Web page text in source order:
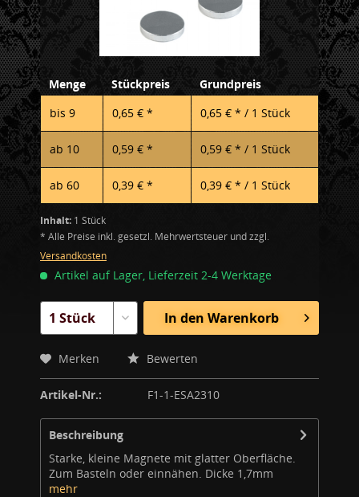
Menge Stückpreis
Grundpreis
bis 9 0,65 € * 0,65 € * / 1 Stück
ab 10 0,59 € * 0,59 € * / 1 Stück
ab 60 0,39 € * 0,39 € * / 1 Stück
Inhalt: 1 Stück
* Alle Preise inkl. gesetzl. Mehrwertsteuer und zzgl.
Versandkosten
Artikel auf Lager, Lieferzeit 2-4 Werktage
In den Warenkorb
Merken Bewerten
Artikel-Nr.: F1-1-ESA2310
Beschreibung
Starke, kleine Magnete mit glatter Oberfläche.
Zum Basteln oder einnähen. Dicke 1,7mm
mehr